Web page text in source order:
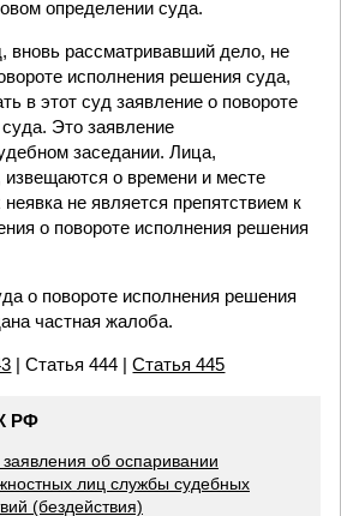
определении суда.
вновь рассматривавший дело, не
исполнения решения суда,
в этот суд заявление о повороте
Это заявление
заседании. Лица,
о времени и месте
не является препятствием к
о повороте исполнения решения
о повороте исполнения решения
частная жалоба.
| Статья 444 |Статья 445
РФ
об оспаривании
лиц службы судебных
(бездействия)